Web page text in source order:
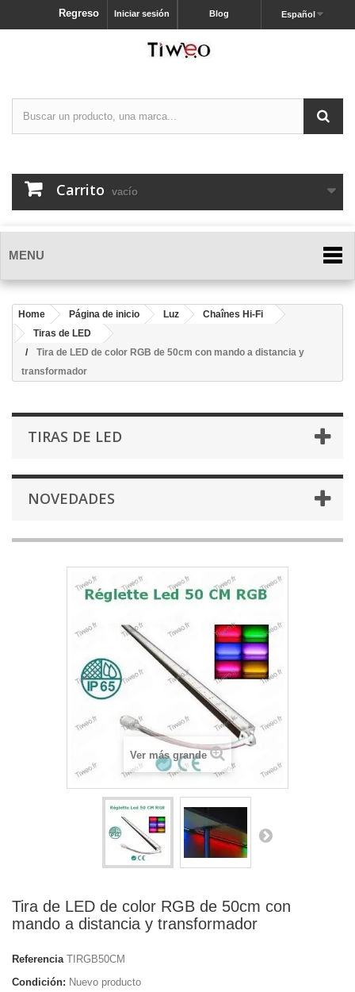
Español
Blog
Iniciar sesión
Regreso
Carrito vacío
MENU
Home Página de inicio Luz
Chaînes Hi-Fi
Tiras de LED
Tira de LED de color RGB de 50cm con mando a distancia y
transformador
TIRAS DE LED
NOVEDADES
Ver más grande
Tira de LED de color RGB de 50cm con
mando a distancia y transformador
Referencia TIRGB50CM
Condición: Nuevo producto